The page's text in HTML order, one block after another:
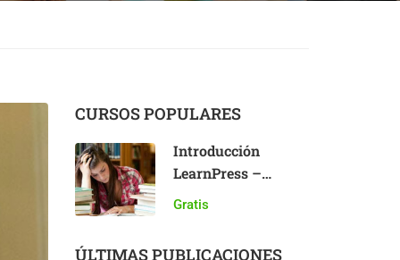
CURSOS POPULARES
Introducción
LearnPress –
Complemento LMS
Gratis
ÚLTIMAS PUBLICACIONES